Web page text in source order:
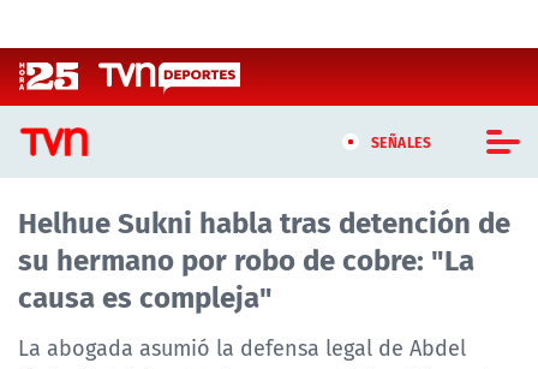
SEÑALES
CASTING MASTERCHEF CHILE
CASTING TVN VERTICAL
TVN VERTICAL
Helhue Sukni habla tras detención de
su hermano por robo de cobre: "La
causa es compleja"
La abogada asumió la defensa legal de Abdel